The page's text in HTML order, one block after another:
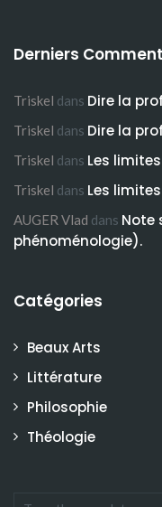
Derniers
Triskel dans Dire la
Triskel dans Dire la
Triskel dans Les
Triskel dans Les
AUGER Vlad dans Note
phénoménologie).
Catégories
Beaux Arts
Littérature
Philosophie
Théologie